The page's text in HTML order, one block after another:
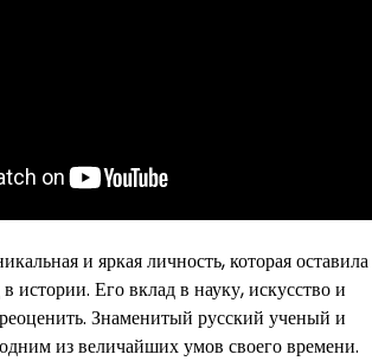
и яркая личность, которая оставила
истории. Его вклад в науку, искусство и
Знаменитый русский ученый и
из величайших умов своего времени.